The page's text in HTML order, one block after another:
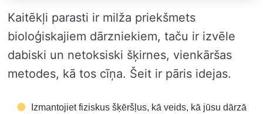
Kaitēkļi parasti ir milža priekšmets
bioloģiskajiem dārzniekiem, taču ir izvēle
dabiski un netoksiski šķirnes, vienkāršas
metodes, kā tos cīņa. Šeit ir pāris idejas.
Izmantojiet fiziskus šķēršļus, kā veids, kā jūsu dārzā